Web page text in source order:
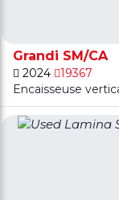
Grandi SM/CA
2024
19367
Encaisseuse